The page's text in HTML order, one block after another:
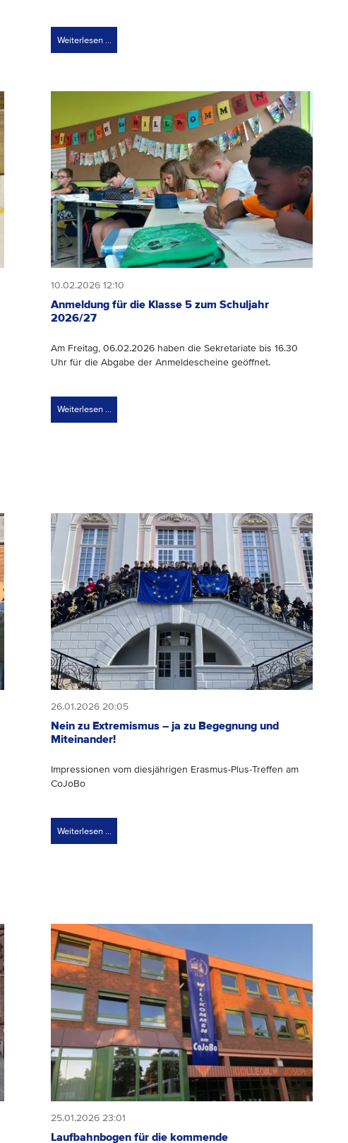
Weiterlesen …
10.02.2026 12:10
Anmeldung für die Klasse 5 zum Schuljahr
2026/27
Am Freitag, 06.02.2026 haben die Sekretariate bis 16.30
Uhr für die Abgabe der Anmeldescheine geöffnet.
Weiterlesen …
26.01.2026 20:05
Nein zu Extremismus – ja zu Begegnung und
Miteinander!
Impressionen vom diesjährigen Erasmus-Plus-Treffen am
CoJoBo
Weiterlesen …
25.01.2026 23:01
Laufbahnbogen für die kommende